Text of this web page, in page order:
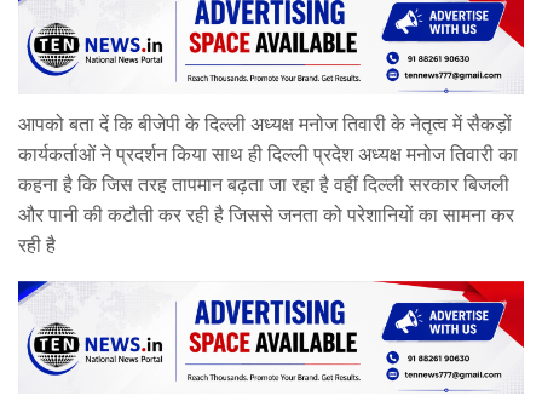
आपको बता दें कि बीजेपी के दिल्ली अध्यक्ष मनोज तिवारी के नेतृत्व में सैकड़ों
कार्यकर्ताओं ने प्रदर्शन किया साथ ही दिल्ली प्रदेश अध्यक्ष मनोज तिवारी का
कहना है कि जिस तरह तापमान बढ़ता जा रहा है वहीं दिल्ली सरकार बिजली
और पानी की कटौती कर रही है जिससे जनता को परेशानियों का सामना कर
रही है